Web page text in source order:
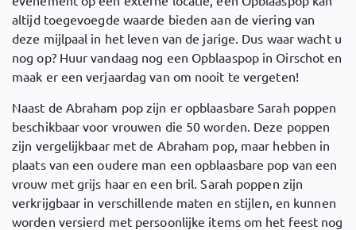
altijd toegevoegde waarde bieden aan de viering van
deze mijlpaal in het leven van de jarige. Dus waar wacht u
nog op? Huur vandaag nog een Opblaaspop in Oirschot en
maak er een verjaardag van om nooit te vergeten!
Naast de Abraham pop zijn er opblaasbare Sarah poppen
beschikbaar voor vrouwen die 50 worden. Deze poppen
zijn vergelijkbaar met de Abraham pop, maar hebben in
plaats van een oudere man een opblaasbare pop van een
vrouw met grijs haar en een bril. Sarah poppen zijn
verkrijgbaar in verschillende maten en stijlen, en kunnen
worden versierd met persoonlijke items om het feest nog